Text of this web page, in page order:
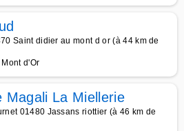
Saint didier au mont d or (à 44 km de
d'Or
Magali La Miellerie
01480 Jassans riottier (à 46 km de